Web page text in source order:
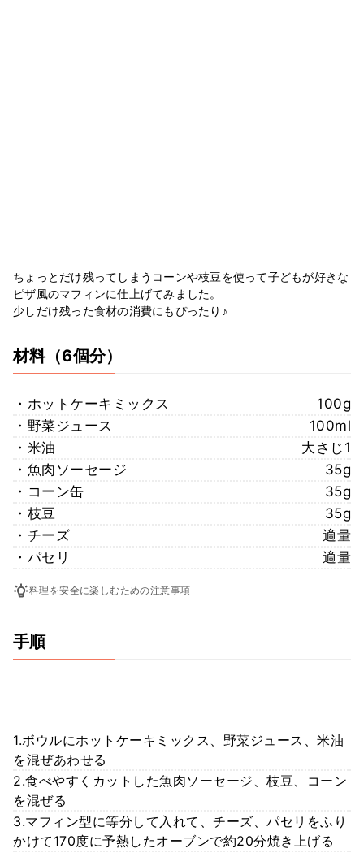
ちょっとだけ残ってしまうコーンや枝豆を使って子どもが好きな
ピザ風のマフィンに仕上げてみました。
少しだけ残った食材の消費にもぴったり♪
材料（6個分）
・ホットケーキミックス
100g
・野菜ジュース
100ml
・米油
大さじ1
・魚肉ソーセージ
35g
・コーン缶
35g
・枝豆
35g
・チーズ
適量
・パセリ
適量
料理を安全に楽しむための注意事項
手順
1.ボウルにホットケーキミックス、野菜ジュース、米油
を混ぜあわせる
2.食べやすくカットした魚肉ソーセージ、枝豆、コーン
を混ぜる
3.マフィン型に等分して入れて、チーズ、パセリをふり
かけて170度に予熱したオーブンで約20分焼き上げる